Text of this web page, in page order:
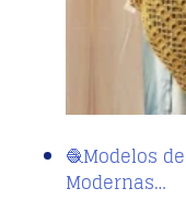
🧶Modelos
Modernas…